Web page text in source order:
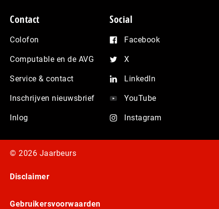
Contact
Colofon
Computable en de AVG
Service & contact
Inschrijven nieuwsbrief
Inlog
Social
Facebook
X
LinkedIn
YouTube
Instagram
© 2026 Jaarbeurs
Disclaimer
Gebruikersvoorwaarden